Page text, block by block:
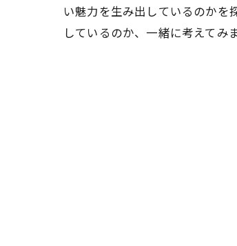
い魅力を生み出しているのかを
しているのか、一緒に考えてみ